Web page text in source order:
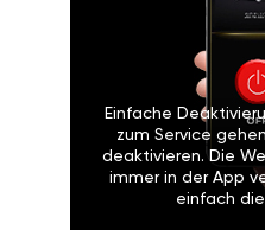
Einfache
zum Service
deaktivieren. Die
immer in der App
einfach